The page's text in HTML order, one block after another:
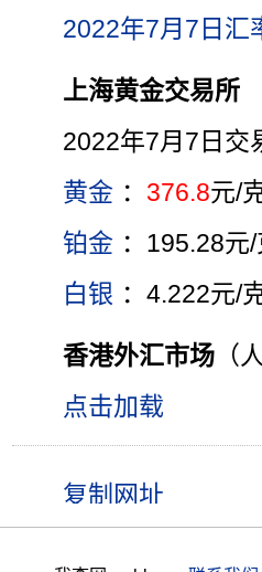
2022年7月7日汇
上海黄金交易所
2022年7月7日交
黄金 ： 376.8元/
铂金 ：195.28元/
白银 ：4.222元/
香港外汇市场 （
点击加载